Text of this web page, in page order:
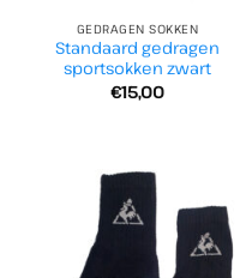
GEDRAGEN SOKKEN
Standaard gedragen
sportsokken zwart
€15,00